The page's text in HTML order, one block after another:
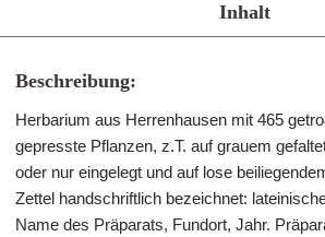
Inhalt
Beschreibung:
Herbarium aus Herrenhausen mit 465
gepresste Pflanzen, z.T. auf grauem
oder nur eingelegt und auf lose
Zettel handschriftlich bezeichnet:
Name des Präparats, Fundort, Jahr.